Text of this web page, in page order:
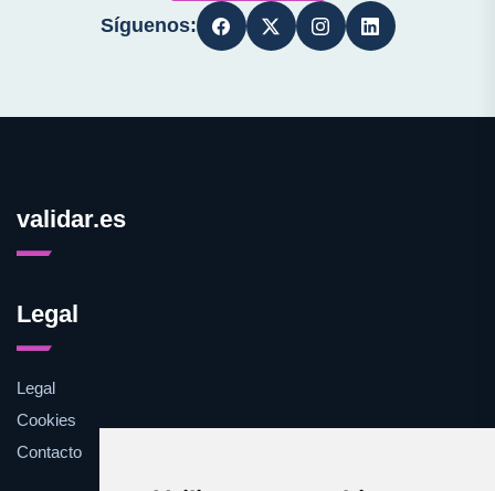
Síguenos:
validar.es
Legal
Legal
Cookies
Contacto